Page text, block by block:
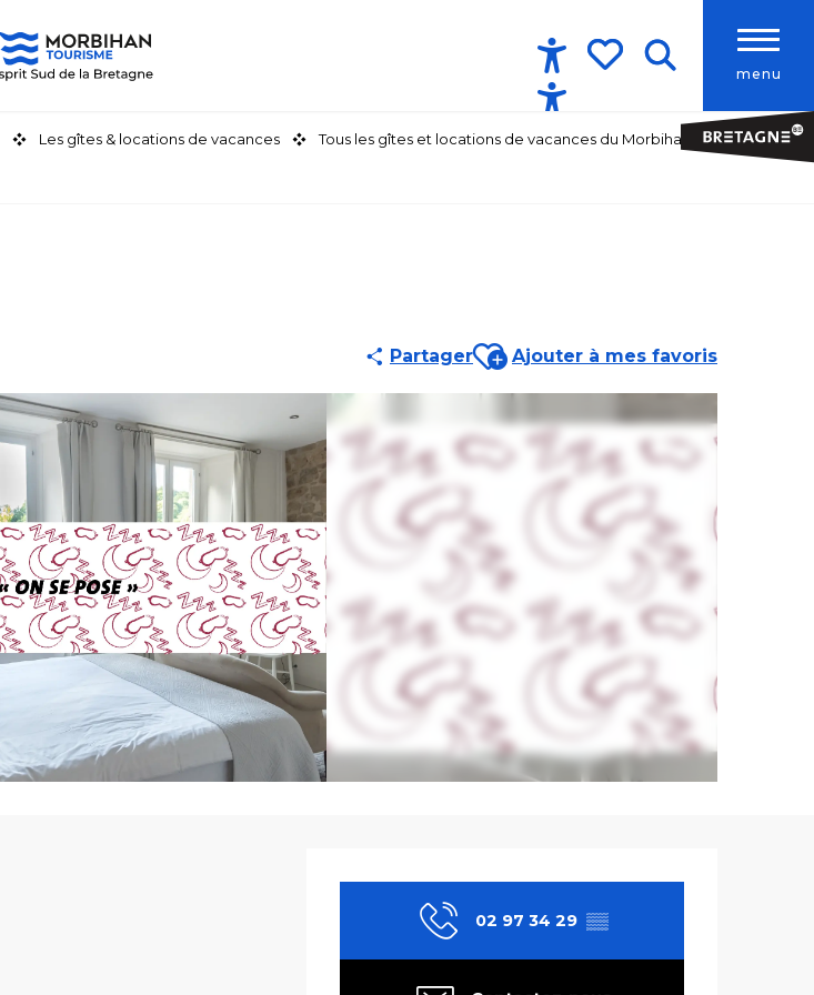
menu
Accessibilité
Les gîtes & locations de vacances
Tous les gîtes et locations de vacances du Morbihan
PartagerAjouter aux favoris
Ajouter à mes favoris
Ouverture et
02 97 34 29 ▒▒